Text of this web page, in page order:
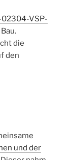
02304-VSP-
die
den
und der